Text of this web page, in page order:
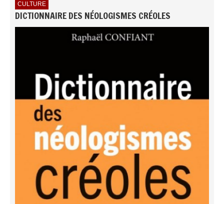
CULTURE
DICTIONNAIRE DES NÉOLOGISMES CRÉOLES